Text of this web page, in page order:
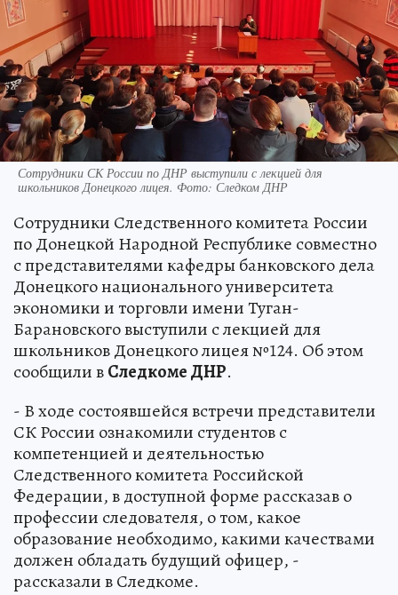
Сотрудники СК России по ДНР выступили с лекцией для
школьников Донецкого лицея. Фото: Следком ДНР
Сотрудники Следственного комитета России
по Донецкой Народной Республике совместно
с представителями кафедры банковского дела
Донецкого национального университета
экономики и торговли имени Туган-
Барановского выступили с лекцией для
школьников Донецкого лицея №124. Об этом
сообщили вСледкоме ДНР.
- В ходе состоявшейся встречи представители
СК России ознакомили студентов с
компетенцией и деятельностью
Следственного комитета Российской
Федерации, в доступной форме рассказав о
профессии следователя, о том, какое
образование необходимо, какими качествами
должен обладать будущий офицер, -
рассказали в Следкоме.